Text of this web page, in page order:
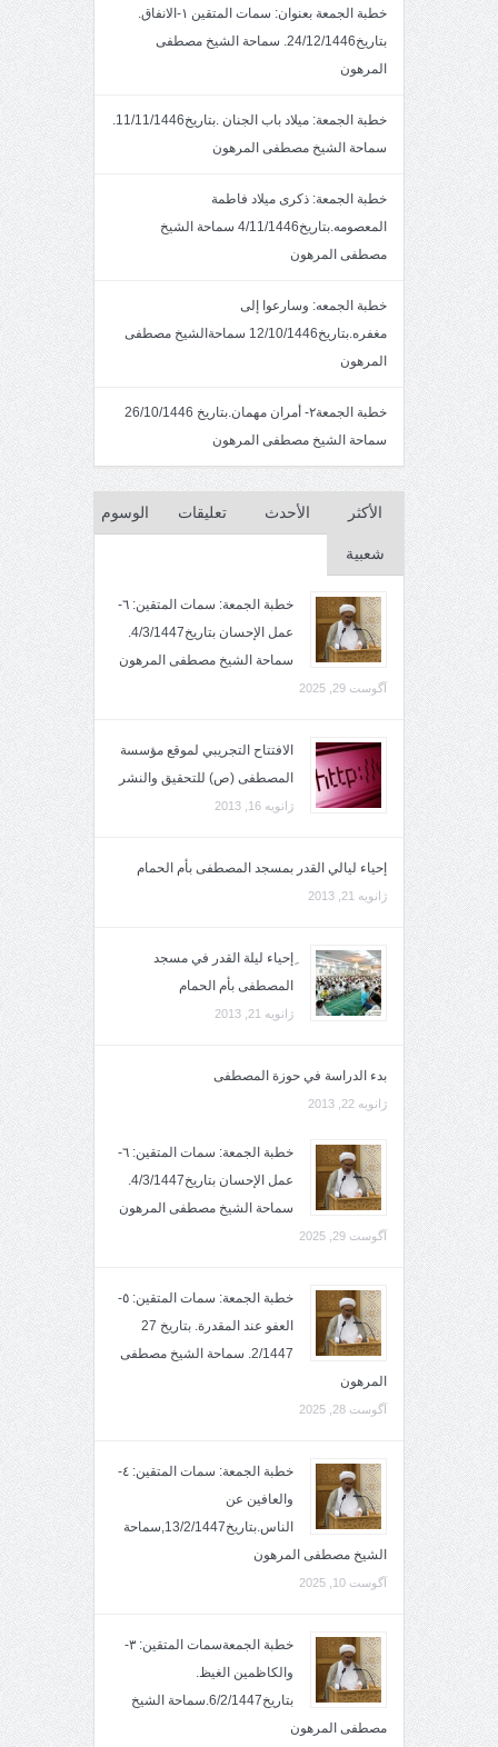
خطبة الجمعة بعنوان: سمات المتقين ١-الانفاق.
بتاريخ24/12/1446. سماحة الشيخ مصطفى
المرهون
خطبة الجمعة: ميلاد باب الجنان .بتاريخ11/11/1446.
سماحة الشيخ مصطفى المرهون
خطبة الجمعة: ذكرى ميلاد فاطمة
المعصومه.بتاريخ4/11/1446 سماحة الشيخ
مصطفى المرهون
خطبة الجمعه: وسارعوا إلى
مغفره.بتاريخ12/10/1446 سماحةالشيخ مصطفى
المرهون
خطبة الجمعة٢- أمران مهمان.بتاريخ 26/10/1446
سماحة الشيخ مصطفى المرهون
الأكثر
شعبية
الأحدث تعليقات الوسوم
خطبة الجمعة: سمات المتقين: ٦-
عمل الإحسان بتاريخ4/3/1447.
سماحة الشيخ مصطفى المرهون
آگوست 29, 2025
الافتتاح التجريبي لموقع مؤسسة
المصطفى (ص) للتحقيق والنشر
ژانویه 16, 2013
إحياء ليالي القدر بمسجد المصطفى بأم الحمام
ژانویه 21, 2013
ِإحياء ليلة القدر في مسجد
المصطفى بأم الحمام
ژانویه 21, 2013
بدء الدراسة في حوزة المصطفى
ژانویه 22, 2013
خطبة الجمعة: سمات المتقين: ٦-
عمل الإحسان بتاريخ4/3/1447.
سماحة الشيخ مصطفى المرهون
آگوست 29, 2025
خطبة الجمعة: سمات المتقين: ٥-
العفو عند المقدرة. بتاريخ 27
2/1447. سماحة الشيخ مصطفى
المرهون
آگوست 28, 2025
خطبة الجمعة: سمات المتقين: ٤-
والعافين عن
الناس.بتاريخ13/2/1447,سماحة
الشيخ مصطفى المرهون
آگوست 10, 2025
خطبة الجمعةسمات المتقين: ٣-
والكاظمين الغيظ.
بتاريخ6/2/1447.سماحة الشيخ
مصطفى المرهون